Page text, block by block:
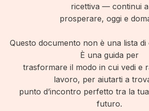
ricettiva — continui a
prosperare, oggi e
Questo documento non è una lista di
È una guida per
trasformare il modo in cui vedi e
lavoro, per aiutarti a
punto d’incontro perfetto tra la
futuro.